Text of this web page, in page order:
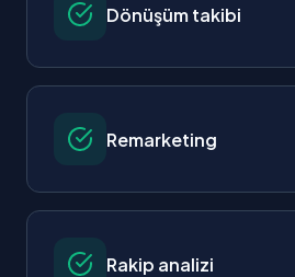
Dönüşüm takibi
Remarketing
Rakip analizi